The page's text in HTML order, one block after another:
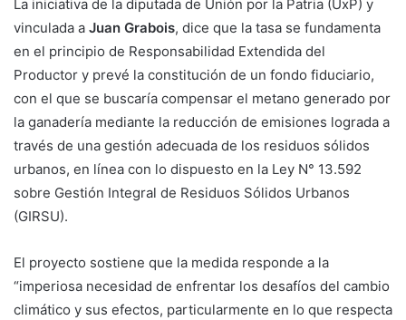
La iniciativa de la diputada de Unión por la Patria (UxP) y
vinculada a Juan Grabois, dice que la tasa se fundamenta
en el principio de Responsabilidad Extendida del
Productor y prevé la constitución de un fondo fiduciario,
con el que se buscaría compensar el metano generado por
la ganadería mediante la reducción de emisiones lograda a
través de una gestión adecuada de los residuos sólidos
urbanos, en línea con lo dispuesto en la Ley N° 13.592
sobre Gestión Integral de Residuos Sólidos Urbanos
(GIRSU).
El proyecto sostiene que la medida responde a la
“imperiosa necesidad de enfrentar los desafíos del cambio
climático y sus efectos, particularmente en lo que respecta